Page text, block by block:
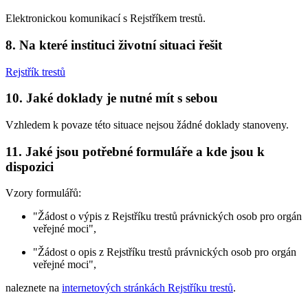
Elektronickou komunikací s Rejstříkem trestů.
8. Na které instituci životní situaci řešit
Rejstřík trestů
10. Jaké doklady je nutné mít s sebou
Vzhledem k povaze této situace nejsou žádné doklady stanoveny.
11. Jaké jsou potřebné formuláře a kde jsou k
dispozici
Vzory formulářů:
"Žádost o výpis z Rejstříku trestů právnických osob pro orgán
veřejné moci",
"Žádost o opis z Rejstříku trestů právnických osob pro orgán
veřejné moci",
naleznete na internetových stránkách Rejstříku trestů.